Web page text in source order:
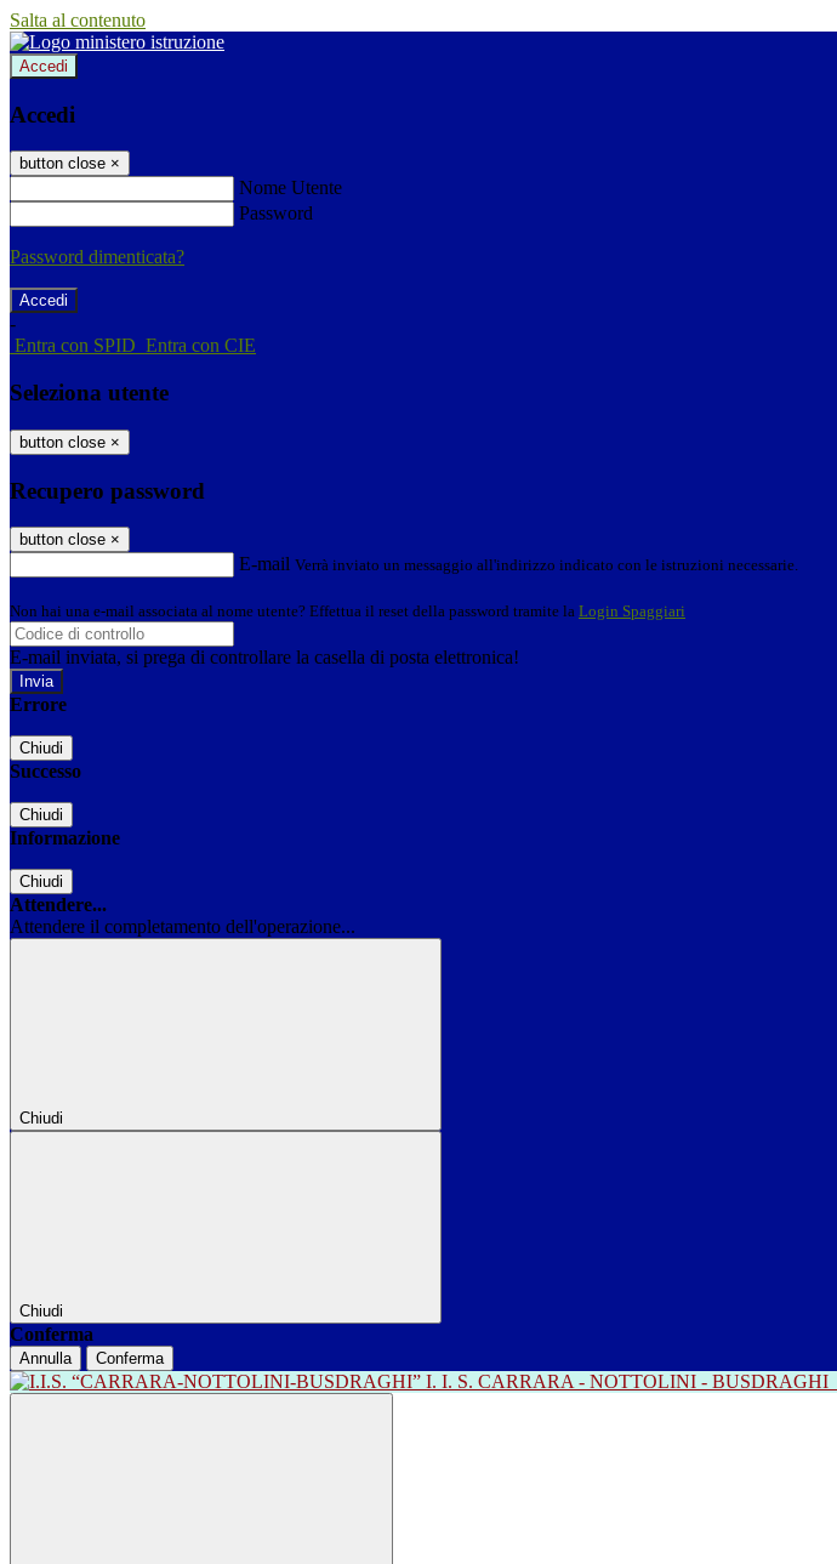
Salta al contenuto
Accedi
Accedi
button close ×
Nome Utente
Password
Password dimenticata?
-
Entra con SPID Entra con CIE
Seleziona utente
button close ×
Recupero password
button close ×
E-mail Verrà inviato un messaggio all'indirizzo indicato con le istruzioni necessarie.
Non hai una e-mail associata al nome utente? Effettua il reset della password tramite la Login Spaggiari
E-mail inviata, si prega di controllare la casella di posta elettronica!
Errore
Chiudi
Successo
Chiudi
Informazione
Chiudi
Attendere...
Attendere il completamento dell'operazione...
Chiudi
Chiudi
Conferma
Annulla Conferma
I. I. S. CARRARA - NOTTOLINI - BUSDRAGHI